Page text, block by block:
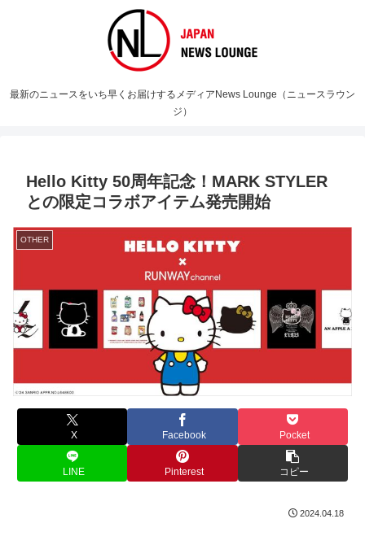
最新のニュースをいち早くお届けするメディアNews Lounge（ニュースラウン
ジ）
Hello Kitty 50周年記念！MARK STYLER
との限定コラボアイテム発売開始
OTHER
X Facebook Pocket
LINE Pinterest コピー
2024.04.18